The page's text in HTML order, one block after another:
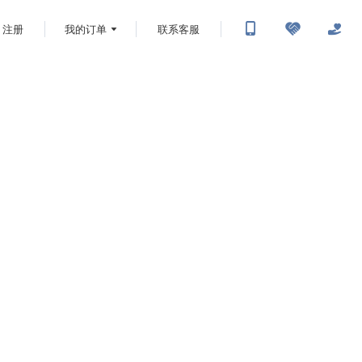
注册 我的订单 联系客服